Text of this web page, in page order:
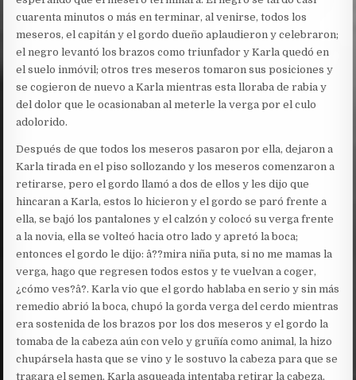
cuarenta minutos o más en terminar, al venirse, todos los
meseros, el capitán y el gordo dueño aplaudieron y celebraron;
el negro levantó los brazos como triunfador y Karla quedó en
el suelo inmóvil; otros tres meseros tomaron sus posiciones y
se cogieron de nuevo a Karla mientras esta lloraba de rabia y
del dolor que le ocasionaban al meterle la verga por el culo
adolorido.
Después de que todos los meseros pasaron por ella, dejaron a
Karla tirada en el piso sollozando y los meseros comenzaron a
retirarse, pero el gordo llamó a dos de ellos y les dijo que
hincaran a Karla, estos lo hicieron y el gordo se paró frente a
ella, se bajó los pantalones y el calzón y colocó su verga frente
a la novia, ella se volteó hacia otro lado y apretó la boca;
entonces el gordo le dijo: â??mira niña puta, si no me mamas la
verga, hago que regresen todos estos y te vuelvan a coger,
¿cómo ves?â?. Karla vio que el gordo hablaba en serio y sin más
remedio abrió la boca, chupó la gorda verga del cerdo mientras
era sostenida de los brazos por los dos meseros y el gordo la
tomaba de la cabeza aún con velo y gruñía como animal, la hizo
chupársela hasta que se vino y le sostuvo la cabeza para que se
tragara el semen, Karla asqueada intentaba retirar la cabeza,